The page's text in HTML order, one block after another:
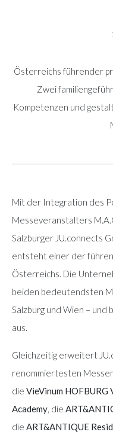
Österreichs führender
Zwei
Kompetenzen und
Mit der Integration des
Messeveranstalters
Salzburger JU.connects
entsteht einer der
Österreichs. Die
beiden bedeutendsten
Salzburg und Wien – und
aus.
Gleichzeitig erweitert
renommiertesten
die VieVinum HOFBURG
Academy, die
die ART&ANTIQUE